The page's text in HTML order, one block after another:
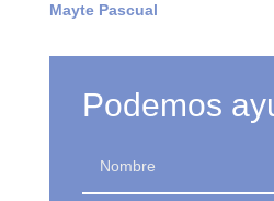
Mayte Pascual
Podemos